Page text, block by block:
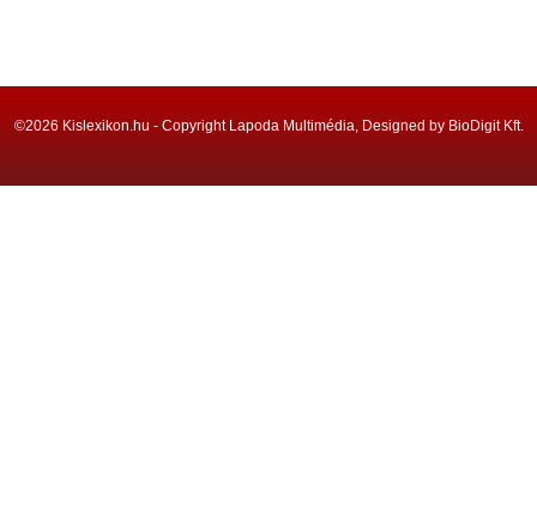
©2026 Kislexikon.hu - Copyright Lapoda Multimédia, Designed by BioDigit Kft.